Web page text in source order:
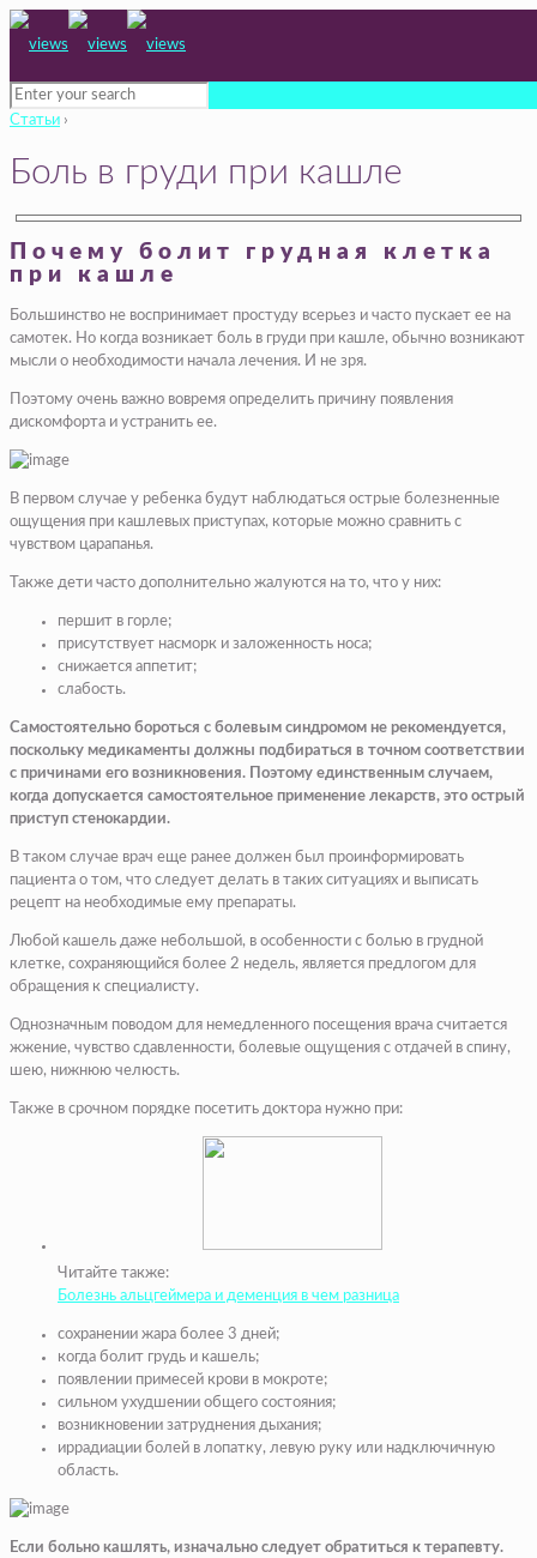
Статьи ›
Боль в груди при кашле
Почему болит грудная клетка
при кашле
Большинство не воспринимает простуду всерьез и часто пускает ее на
самотек. Но когда возникает боль в груди при кашле, обычно возникают
мысли о необходимости начала лечения. И не зря.
Поэтому очень важно вовремя определить причину появления
дискомфорта и устранить ее.
В первом случае у ребенка будут наблюдаться острые болезненные
ощущения при кашлевых приступах, которые можно сравнить с
чувством царапанья.
Также дети часто дополнительно жалуются на то, что у них:
першит в горле;
присутствует насморк и заложенность носа;
снижается аппетит;
слабость.
Самостоятельно бороться с болевым синдромом не рекомендуется,
поскольку медикаменты должны подбираться в точном соответствии
с причинами его возникновения. Поэтому единственным случаем,
когда допускается самостоятельное применение лекарств, это острый
приступ стенокардии.
В таком случае врач еще ранее должен был проинформировать
пациента о том, что следует делать в таких ситуациях и выписать
рецепт на необходимые ему препараты.
Любой кашель даже небольшой, в особенности с болью в грудной
клетке, сохраняющийся более 2 недель, является предлогом для
обращения к специалисту.
Однозначным поводом для немедленного посещения врача считается
жжение, чувство сдавленности, болевые ощущения с отдачей в спину,
шею, нижнюю челюсть.
Также в срочном порядке посетить доктора нужно при:
Читайте также:
Болезнь альцгеймера и деменция в чем разница
сохранении жара более 3 дней;
когда болит грудь и кашель;
появлении примесей крови в мокроте;
сильном ухудшении общего состояния;
возникновении затруднения дыхания;
иррадиации болей в лопатку, левую руку или надключичную
область.
Если больно кашлять, изначально следует обратиться к терапевту.